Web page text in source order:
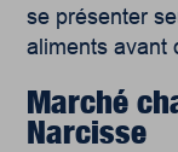
se présenter
aliments avant
Marché
Narcisse